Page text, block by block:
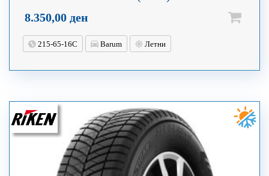
8.350,00 ден
215-65-16C Barum Летни